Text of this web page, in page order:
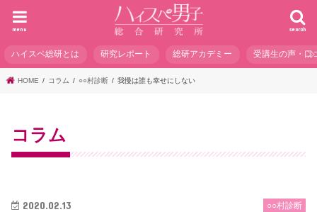
search
menu
ハイスペ総研とは 研究レポート 総研アカデミー 受講生の声・口
HOME コラム ○○村診断 我慢は誰も幸せにしない
コラム
○○村診断
2020.02.13